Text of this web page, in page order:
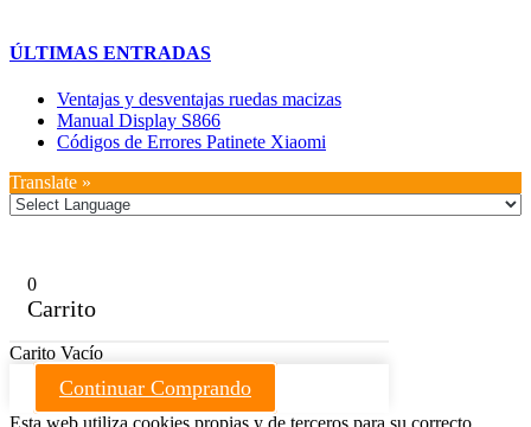
ÚLTIMAS ENTRADAS
Ventajas y desventajas ruedas macizas
Manual Display S866
Códigos de Errores Patinete Xiaomi
Translate »
0
Carrito
Carito Vacío
Continuar Comprando